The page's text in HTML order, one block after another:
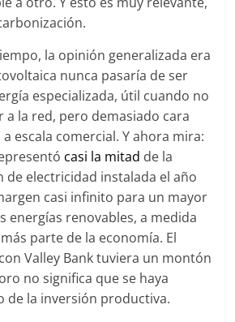
la opinión generalizada era
nunca pasaría de ser
especializada, útil cuando no
a la red, pero demasiado cara
escala comercial. Y ahora mira:
casi la mitad de la
de electricidad instalada el año
casi infinito para un mayor
energías renovables, a medida
parte de la economía. El
Valley Bank tuviera un montón
no significa que se haya
de la inversión productiva.